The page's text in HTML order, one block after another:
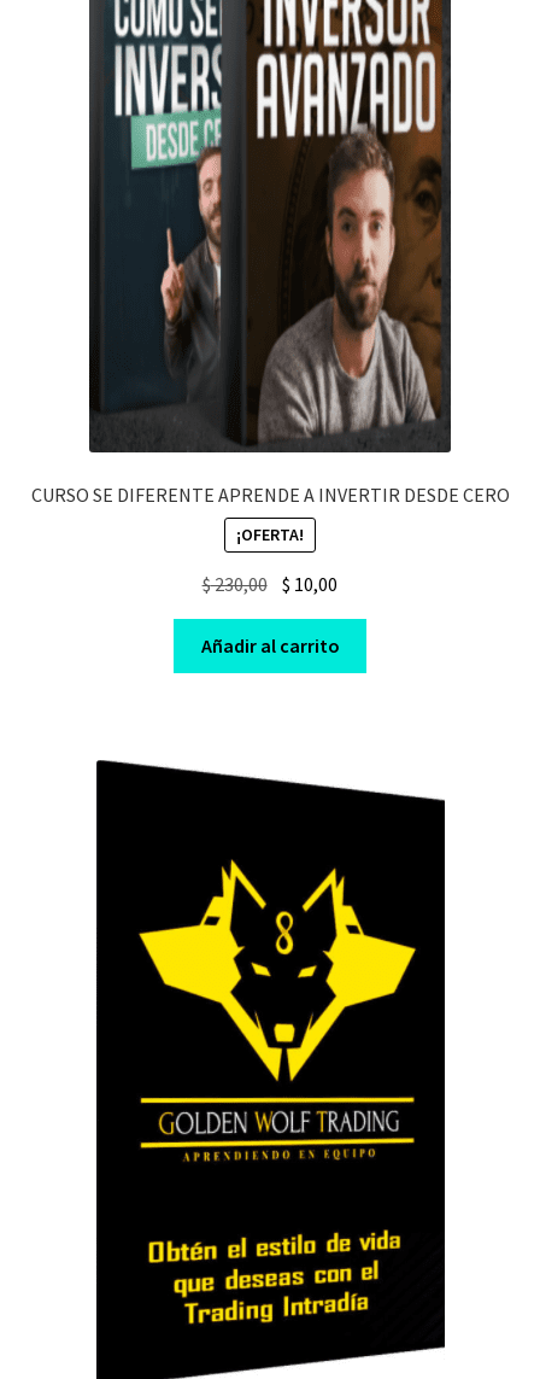
CURSO SE DIFERENTE APRENDE A INVERTIR DESDE CERO
¡OFERTA!
$230,00 Original
price
was:
$ 230,00.
$ 10,00
price
is:
$ 10,00.
Añadir al carrito